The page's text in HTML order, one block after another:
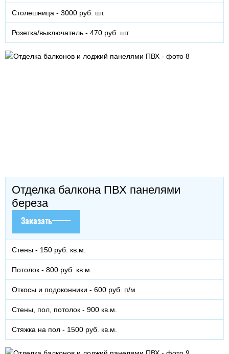
Столешница - 3000 руб. шт.
Розетка/выключатель - 470 руб. шт.
Отделка балкона ПВХ панелями
береза
Заказать
Стены - 150 руб. кв.м.
Потолок - 800 руб. кв.м.
Откосы и подоконники - 600 руб. п/м
Стены, пол, потолок - 900 кв.м.
Стяжка на пол - 1500 руб. кв.м.